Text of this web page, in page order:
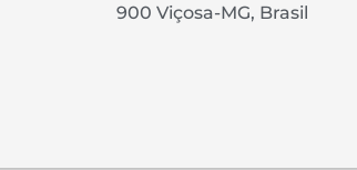
900 Viçosa-MG, Brasil